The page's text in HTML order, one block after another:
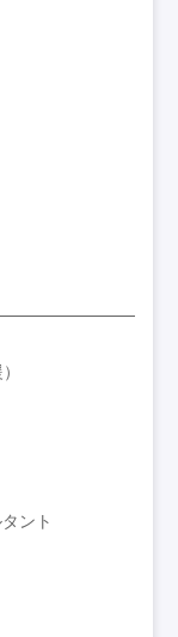
ント